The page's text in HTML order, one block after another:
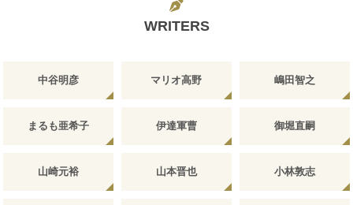
WRITERS
中谷明彦 マリオ高野 嶋田智之
まるも亜希子 伊達軍曹 御堀直嗣
山崎元裕 山本晋也 小林敦志